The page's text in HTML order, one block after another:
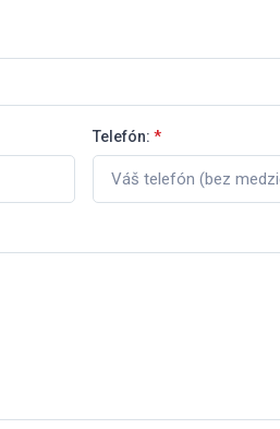
Telefón: *